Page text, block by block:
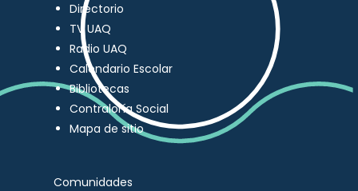
Directorio
TV UAQ
Radio UAQ
Calendario Escolar
Bibliotecas
Contraloría Social
Mapa de sitio
Comunidades